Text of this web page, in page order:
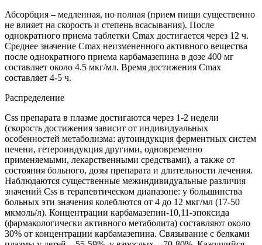
Абсорбция – медленная, но полная (прием пищи существенно
не влияет на скорость и степень всасывания). После
однократного приема таблетки Cmax достигается через 12 ч.
Среднее значение Cmax неизмененного активного вещества
после однократного приема карбамазепина в дозе 400 мг
составляет около 4.5 мкг/мл. Время достижения Cmax
составляет 4-5 ч.
Распределение
Css препарата в плазме достигаются через 1-2 недели
(скорость достижения зависит от индивидуальных
особенностей метаболизма: аутоиндукция ферментных систем
печени, гетероиндукция другими, одновременно
применяемыми, лекарственными средствами), а также от
состояния больного, дозы препарата и длительности лечения.
Наблюдаются существенные межиндивидуальные различия
значений Css в терапевтическом диапазоне: у большинства
больных эти значения колеблются от 4 до 12 мкг/мл (17-50
мкмоль/л). Концентрации карбамазепин-10,11-эпоксида
(фармакологически активного метаболита) составляют около
30% от концентрации карбамазепина. Связывание с белками